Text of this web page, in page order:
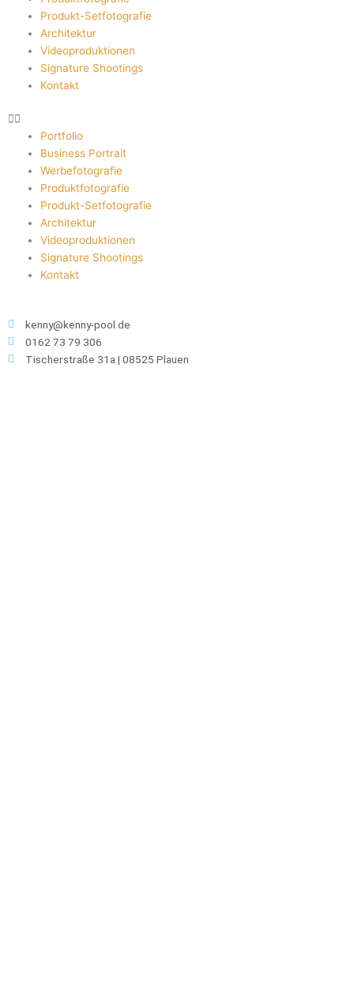
Produkt-Setfotografie
Architektur
Videoproduktionen
Signature Shootings
Kontakt
Portfolio
Business Portrait
Werbefotografie
Produktfotografie
Produkt-Setfotografie
Architektur
Videoproduktionen
Signature Shootings
Kontakt
kenny@kenny-pool.de
0162 73 79 306
Tischerstraße 31a | 08525 Plauen